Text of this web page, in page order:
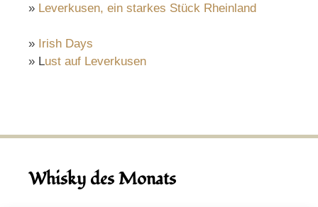
» Leverkusen, ein starkes Stück Rheinland
» Irish Days
» Lust auf Leverkusen
Whisky des Monats